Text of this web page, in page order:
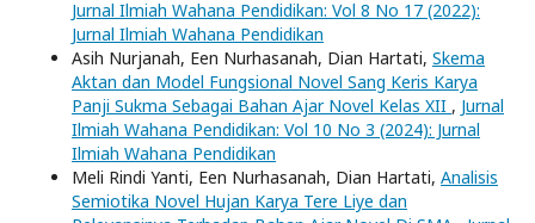
Jurnal Ilmiah Wahana Pendidikan: Vol 8 No 17 (2022):
Jurnal Ilmiah Wahana Pendidikan
Asih Nurjanah, Een Nurhasanah, Dian Hartati, Skema
Aktan dan Model Fungsional Novel Sang Keris Karya
Panji Sukma Sebagai Bahan Ajar Novel Kelas XII , Jurnal
Ilmiah Wahana Pendidikan: Vol 10 No 3 (2024): Jurnal
Ilmiah Wahana Pendidikan
Meli Rindi Yanti, Een Nurhasanah, Dian Hartati, Analisis
Semiotika Novel Hujan Karya Tere Liye dan